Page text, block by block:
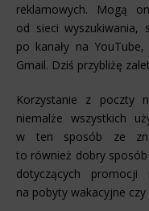
reklamowych. Mogą
od sieci wyszukiwania,
po kanały na
Gmail. Dziś przybliżę
Korzystanie z poczty
niemalże wszystkich
w ten sposób ze
to również dobry
dotyczących promocji
na pobyty wakacyjne